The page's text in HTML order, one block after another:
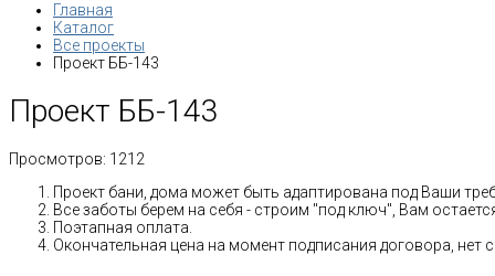
Главная
Каталог
Все проекты
Проект ББ-143
Проект ББ-143
Просмотров: 1212
Проект бани, дома может быть адаптирована под Ваши
Все заботы берем на себя - строим "под ключ", Вам
Поэтапная оплата.
Окончательная цена на момент подписания договора, нет